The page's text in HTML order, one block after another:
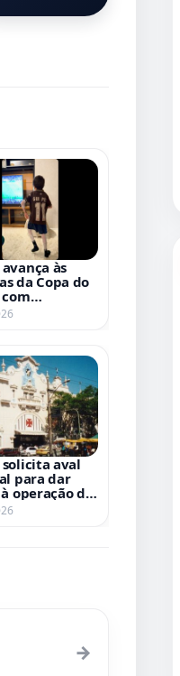
avança às
da Copa do
de
solicita aval
para dar
operação de
da SAF
→